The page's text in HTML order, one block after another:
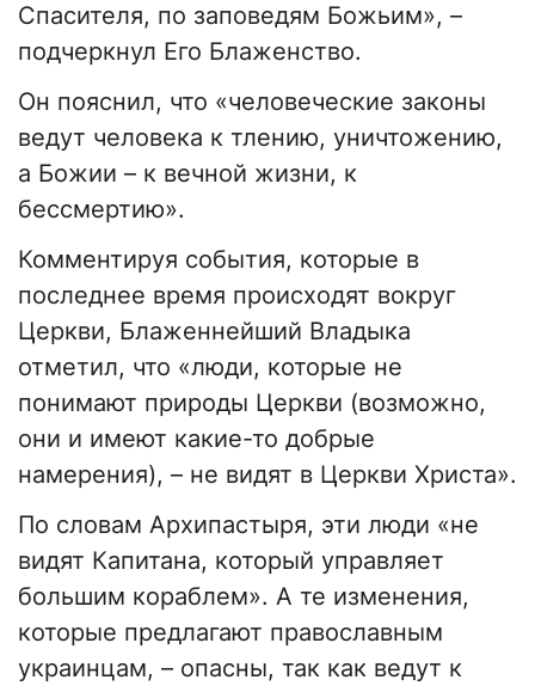
Спасителя, по заповедям Божьим», –
подчеркнул Его Блаженство.
Он пояснил, что «человеческие законы
ведут человека к тлению, уничтожению,
а Божии – к вечной жизни, к
бессмертию».
Комментируя события, которые в
последнее время происходят вокруг
Церкви, Блаженнейший Владыка
отметил, что «люди, которые не
понимают природы Церкви (возможно,
они и имеют какие-то добрые
намерения), – не видят в Церкви Христа».
По словам Архипастыря, эти люди «не
видят Капитана, который управляет
большим кораблем». А те изменения,
которые предлагают православным
украинцам, – опасны, так как ведут к